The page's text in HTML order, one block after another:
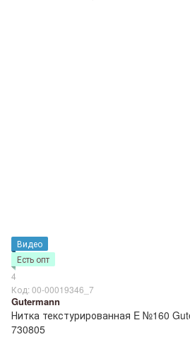
Видео
Есть опт
4
Код: 00-00019346_7
Gutermann
Нитка текстурированная E №160
730805